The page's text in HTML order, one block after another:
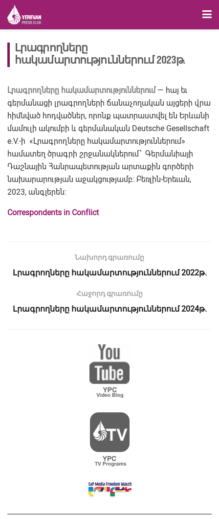
Լրագրողները
հակամարտություններում 2023թ.
Լրագրողները հակամարտություններում— հայ եւ
գերմանացի լրագրողների ճանաչողական այցերի վրա
հիմնված հոդվածներ, որոնք պատրաստվել են Երևանի
մամուլի ակումբի և գերմանական Deutsche Gesellschaft
e.V.-ի «Լրագրողները հակամարտություններում»
համատեղ ծրագրի շրջանակներում՝ Գերմանիայի
Դաշնային Հանրապետության արտաքին գործերի
նախարարության աջակցությամբ։ Բեռլին-Երեւան,
2023, անգլերեն։
Correspondents in Conflict
Նախորդ գրառումը
Լրագրողները հակամարտություններում 2022թ.
Հաջորդ գրառումը
Լրագրողները հակամարտություններում 2024թ.